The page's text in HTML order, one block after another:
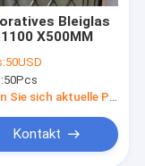
Bleiglas
X500MM
50USD
50Pcs
Holen Sie sich aktuelle Preis
Kontakt